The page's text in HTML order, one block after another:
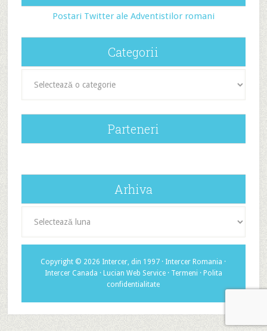
Postari Twitter ale Adventistilor romani
Categorii
Parteneri
Arhiva
Copyright © 2026 Intercer, din 1997 · Intercer Romania ·
Intercer Canada · Lucian Web Service· Termeni · Polita
confidentialitate